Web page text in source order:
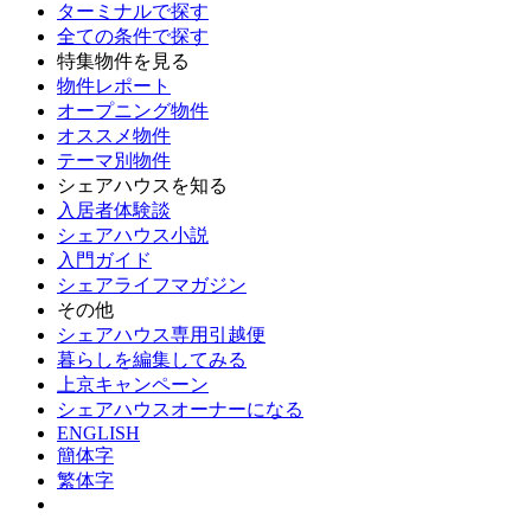
ターミナルで探す
全ての条件で探す
特集物件を見る
物件レポート
オープニング物件
オススメ物件
テーマ別物件
シェアハウスを知る
入居者体験談
シェアハウス小説
入門ガイド
シェアライフマガジン
その他
シェアハウス専用引越便
暮らしを編集してみる
上京キャンペーン
シェアハウスオーナーになる
ENGLISH
簡体字
繁体字